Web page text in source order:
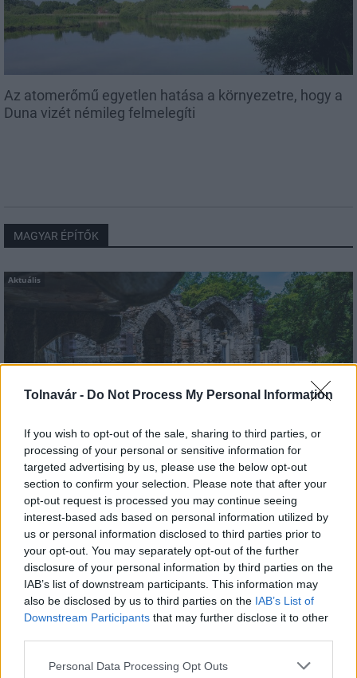
Tolnavár - Do Not Process My Personal Information
If you wish to opt-out of the sale, sharing to third parties, or
processing of your personal or sensitive information for
targeted advertising by us, please use the below opt-out
section to confirm your selection. Please note that after your
opt-out request is processed you may continue seeing
interest-based ads based on personal information utilized by
us or personal information disclosed to third parties prior to
your opt-out. You may separately opt-out of the further
disclosure of your personal information by third parties on the
IAB’s list of downstream participants. This information may
also be disclosed by us to third parties on the IAB’s List of
Downstream Participants that may further disclose it to other
Please note that this website/app uses one or more Google
Personal Data Processing Opt Outs
Az atomerőmű egyetlen hatása a környezetre, hogy a
Duna vizét némileg felmelegíti
MAGYAR ÉPÍTŐK
Aktuális
Tata műemlékfelújítás műemlék restaurálás
Történelmi táj, amelynek minden köve mesél –
megújul a tatai Angolkert
A projekt részeként megújulnak a területen található
műemlékek, köztük a különleges Műromok, valamint a közeli
Várkanyarban álló Nepomuki Szent János híd és szobor is.
M1 bővítés: már zajlik a teljesen új
Bicske Kelet csomópont építése